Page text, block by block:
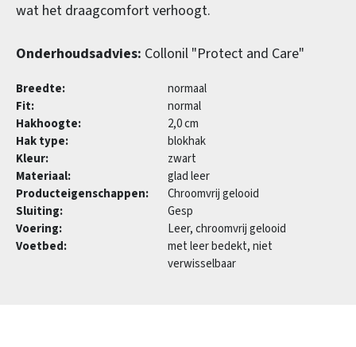
wat het draagcomfort verhoogt.
Onderhoudsadvies: Collonil "Protect and Care"
Breedte:
normaal
Fit:
normal
Hakhoogte:
2,0 cm
Hak type:
blokhak
Kleur:
zwart
Materiaal:
glad leer
Producteigenschappen:
Chroomvrij gelooid
Sluiting:
Gesp
Voering:
Leer, chroomvrij gelooid
Voetbed:
met leer bedekt, niet
verwisselbaar